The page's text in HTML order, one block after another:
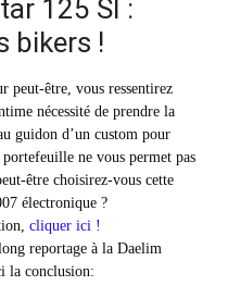
125 SI :
bikers !
peut-être, vous ressentirez
nécessité de prendre la
guidon d’un custom pour
ne vous permet pas
être choisirez-vous cette
électronique ?
cliquer ici !
reportage à la Daelim
la conclusion: